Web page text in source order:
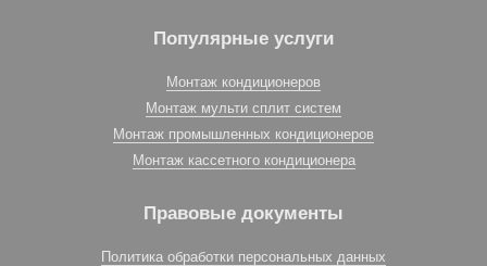
Популярные услуги
Монтаж кондиционеров
Монтаж мульти сплит систем
Монтаж промышленных кондиционеров
Монтаж кассетного кондиционера
Правовые документы
Политика обработки персональных данных